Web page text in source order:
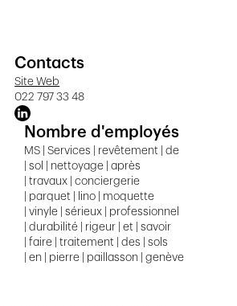
Contacts
Site Web
022 797 33 48
Nombre d'employés
MS | Services | revêtement | de
| sol | nettoyage | après
| travaux | conciergerie
| parquet | lino | moquette
| vinyle | sérieux | professionnel
| durabilité | rigeur | et | savoir
| faire | traitement | des | sols
| en | pierre | paillasson | genève